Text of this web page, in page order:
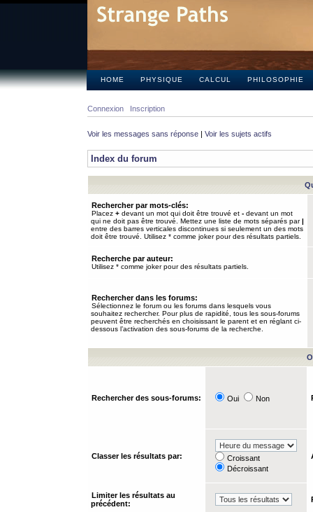
HOME PHYSIQUE CALCUL PHILOSOPHIE
Connexion Inscription
Voir les messages sans réponse | Voir les sujets actifs
Index du forum
Rechercher par mots-clés:
Placez + devant un mot qui doit être trouvé et - devant un mot
qui ne doit pas être trouvé. Mettez une liste de mots séparés par|
entre des barres verticales discontinues si seulement un des mots
doit être trouvé. Utilisez * comme joker pour des résultats partiels.
Recherche par auteur:
Utilisez * comme joker pour des résultats partiels.
Rechercher dans les forums:
Sélectionnez le forum ou les forums dans lesquels vous
souhaitez rechercher. Pour plus de rapidité, tous les sous-forums
peuvent être recherchés en choisissant le parent et en réglant ci-
dessous l’activation des sous-forums de la recherche.
Rechercher des sous-forums: Oui Non
Classer les résultats par:
Croissant
Décroissant
Limiter les résultats au
précédent: